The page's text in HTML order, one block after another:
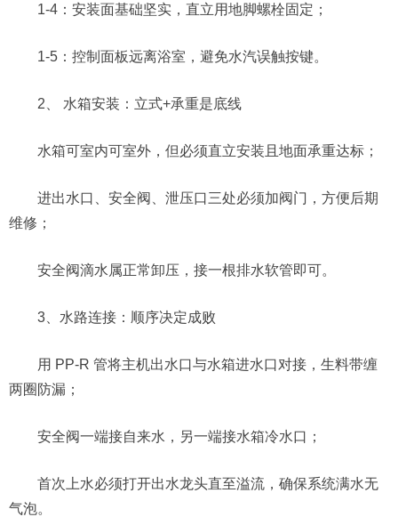
1-4：安装面基础坚实，直立用地脚螺栓固定；
1-5：控制面板远离浴室，避免水汽误触按键。
2、 水箱安装：立式+承重是底线
水箱可室内可室外，但必须直立安装且地面承重达标；
进出水口、安全阀、泄压口三处必须加阀门，方便后期
维修；
安全阀滴水属正常卸压，接一根排水软管即可。
3、水路连接：顺序决定成败
用 PP-R 管将主机出水口与水箱进水口对接，生料带缠
两圈防漏；
安全阀一端接自来水，另一端接水箱冷水口；
首次上水必须打开出水龙头直至溢流，确保系统满水无
气泡。